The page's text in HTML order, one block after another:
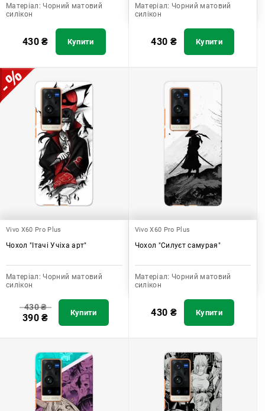
Матеріал: Чорний матовий
силікон
430₴ Купити
Матеріал: Чорний матовий
силікон
430 ₴ Купити
Vivo X60 Pro Plus
Чохол "Ітачі Учіха арт"
Матеріал: Чорний матовий
силікон
430₴
390₴ Купити
Vivo X60 Pro Plus
Чохол "Силуєт самурая"
Матеріал: Чорний матовий
силікон
430 ₴ Купити